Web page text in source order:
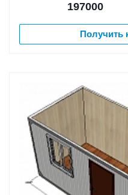
197000
Получить